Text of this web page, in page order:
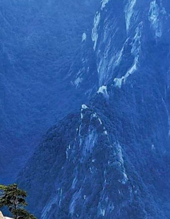
và truyền đạo nơi đây. Quý
lam thắng cảnh nổi tiếng
- điểm cao nhất của Hoa
đường mòn đầy mê hoặc.
núi Hoa Sơn,
khách tham quan chụp hình
đây hơn 1.300 năm vào
Đường Huyền Trang.Tòa
cấu trúc phân tầng đặc biệt,